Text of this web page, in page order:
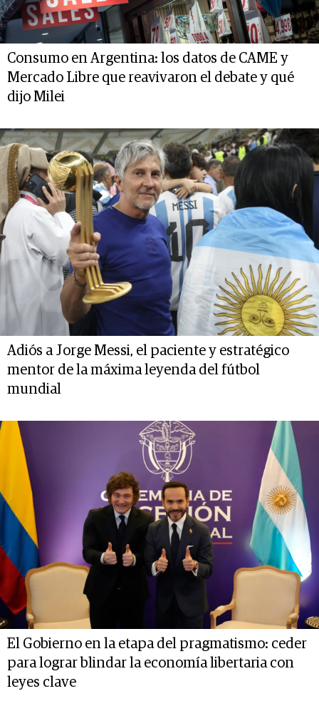
Consumo en Argentina: los datos de CAME y
Mercado Libre que reavivaron el debate y qué
dijo Milei
Adiós a Jorge Messi, el paciente y estratégico
mentor de la máxima leyenda del fútbol
mundial
El Gobierno en la etapa del pragmatismo: ceder
para lograr blindar la economía libertaria con
leyes clave